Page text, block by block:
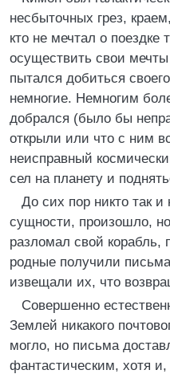
несбыточных грез,
кто не мечтал о поездке
осуществить свои
пытался добиться
немногие. Немногим
добрался (было бы
открыли или что с ним
неисправный
сел на планету и
До сих пор никто так
сущности, произошло,
разломал свой корабль,
родные получили
извещали их, что
Совершенно
Землей никакого
могло, но письма
фантастическим, хотя